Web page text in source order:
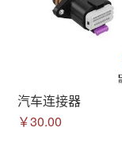
汽车连接器
￥30.00